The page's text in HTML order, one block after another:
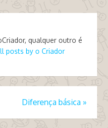
qualquer outro é
posts by o Criador
Diferença básica »